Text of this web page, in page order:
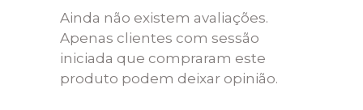
Ainda não existem avaliações.
Apenas clientes com sessão
iniciada que compraram este
produto podem deixar opinião.